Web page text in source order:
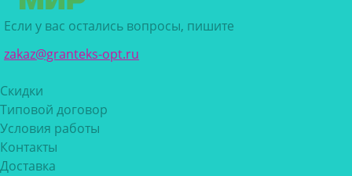
Если у вас остались вопросы, пишите
zakaz@granteks-opt.ru
Скидки
Типовой договор
Условия работы
Контакты
Доставка